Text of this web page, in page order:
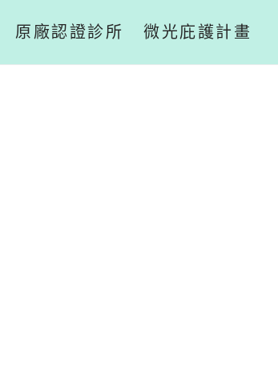
原廠認證診所 微光庇護計畫